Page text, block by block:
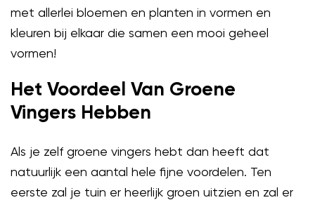
met allerlei bloemen en planten in vormen en
kleuren bij elkaar die samen een mooi geheel
vormen!
Het Voordeel Van Groene
Vingers Hebben
Als je zelf groene vingers hebt dan heeft dat
natuurlijk een aantal hele fijne voordelen. Ten
eerste zal je tuin er heerlijk groen uitzien en zal er